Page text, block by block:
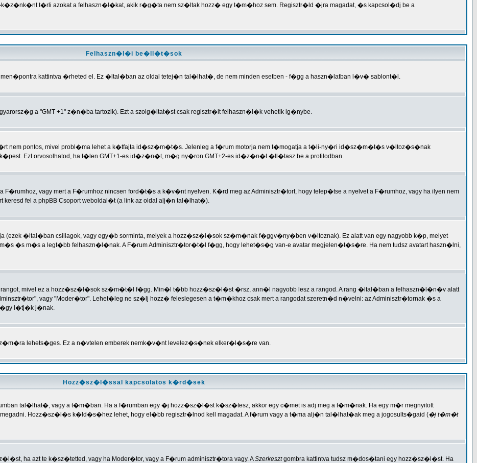
t�rli azokat a felhaszn�l�kat, akik r�g�ta nem sz�ltak hozz� egy t�m�hoz sem. Regisztr�ld �jra magadat, �s kapcsol�dj be a
Felhaszn�l�i be�ll�t�sok
men�pontra kattintva �rheted el. Ez �ltal�ban az oldal tetej�n tal�lhat�, de nem minden esetben - f�gg a haszn�latban l�v� sablont�l.
a "GMT +1" z�n�ba tartozik). Ezt a szolg�ltat�st csak regisztr�lt felhaszn�l�k vehetik ig�nybe.
nem pontos, mivel probl�ma lehet a k�tfajta id�sz�m�t�s. Jelenleg a f�rum motorja nem t�mogatja a t�li-ny�ri id�sz�m�t�s v�ltoz�s�nak
Ezt orvosolhatod, ha t�len GMT+1-es id�z�n�t, m�g ny�ron GMT+2-es id�z�n�t �ll�tasz be a profilodban.
F�rumhoz, vagy mert a F�rumhoz nincsen ford�t�s a k�v�nt nyelven. K�rd meg az Adminisztr�tort, hogy telep�tse a nyelvet a F�rumhoz, vagy ha ilyen nem
fel a phpBB Csoport weboldal�t (a link az oldal alj�n tal�lhat�).
�ltal�ban csillagok, vagy egy�b sorminta, melyek a hozz�sz�l�sok sz�m�nak f�ggv�ny�ben v�ltoznak). Ez alatt van egy nagyobb k�p, melyet
m�s �s m�s a legt�bb felhaszn�l�nak. A F�rum Adminisztr�tor�t�l f�gg, hogy lehet�s�g van-e avatar megjelen�t�s�re. Ha nem tudsz avatart haszn�lni,
mivel ez a hozz�sz�l�sok sz�m�t�l f�gg. Min�l t�bb hozz�sz�l�st �rsz, ann�l nagyobb lesz a rangod. A rang �ltal�ban a felhaszn�l�n�v alatt
vagy "Moder�tor". Lehet�leg ne sz�lj hozz� feleslegesen a t�m�khoz csak mert a rangodat szeretn�d n�velni: az Adminisztr�tornak �s a
�gy l�tj�k j�nak.
lehets�ges. Ez a n�vtelen emberek nemk�v�nt levelez�s�nek elker�l�s�re van.
Hozz�sz�l�ssal kapcsolatos k�rd�sek
tal�lhat�, vagy a t�m�ban. Ha a f�rumban egy �j hozz�sz�l�st k�sz�tesz, akkor egy c�met is adj meg a t�m�nak. Ha egy m�r megnyitott
Hozz�sz�l�s k�ld�s�hez lehet, hogy el�bb regisztr�lnod kell magadat. A f�rum vagy a t�ma alj�n tal�lhat�ak meg a jogosults�gaid (�j t�m�t
ha azt te k�sz�tetted, vagy ha Moder�tor, vagy a F�rum adminisztr�tora vagy. ASzerkesztgombra kattintva tudsz m�dos�tani egy hozz�sz�l�st. Ha